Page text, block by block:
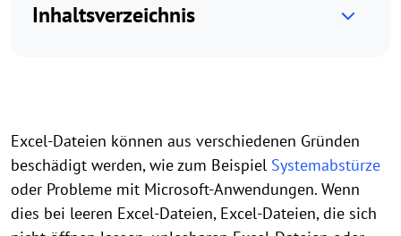
Inhaltsverzeichnis
Excel-Dateien können aus verschiedenen Gründen
beschädigt werden, wie zum Beispiel Systemabstürze
oder Probleme mit Microsoft-Anwendungen. Wenn
dies bei leeren Excel-Dateien, Excel-Dateien, die sich